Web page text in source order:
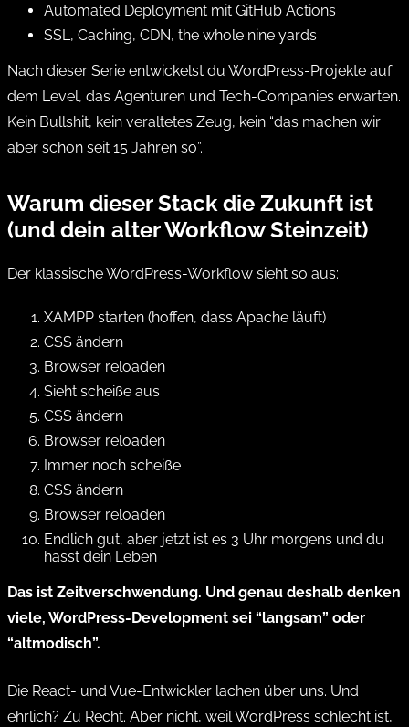
Automated Deployment mit GitHub Actions
SSL, Caching, CDN, the whole nine yards
Nach dieser Serie entwickelst du WordPress-Projekte auf
dem Level, das Agenturen und Tech-Companies erwarten.
Kein Bullshit, kein veraltetes Zeug, kein “das machen wir
aber schon seit 15 Jahren so”.
Warum dieser Stack die Zukunft ist
(und dein alter Workflow Steinzeit)
Der klassische WordPress-Workflow sieht so aus:
XAMPP starten (hoffen, dass Apache läuft)
CSS ändern
Browser reloaden
Sieht scheiße aus
CSS ändern
Browser reloaden
Immer noch scheiße
CSS ändern
Browser reloaden
Endlich gut, aber jetzt ist es 3 Uhr morgens und du
hasst dein Leben
Das ist Zeitverschwendung. Und genau deshalb denken
viele, WordPress-Development sei “langsam” oder
“altmodisch”.
Die React- und Vue-Entwickler lachen über uns. Und
ehrlich? Zu Recht. Aber nicht, weil WordPress schlecht ist,